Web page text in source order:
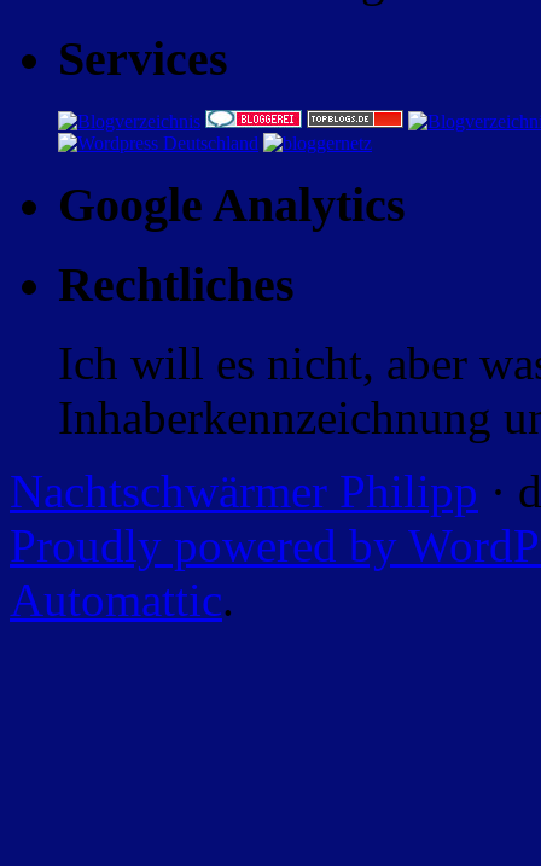
Services
Google Analytics
Rechtliches
Ich will es nicht, aber
Inhaberkennzeichnung
Nachtschwärmer Philipp ·
Proudly powered by
Automattic.